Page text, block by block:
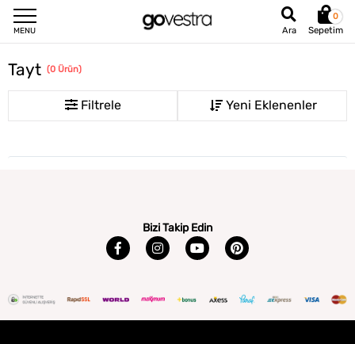
MENU Ara
0
Sepetim
Tayt (0 Ürün)
Filtrele
Bizi Takip Edin